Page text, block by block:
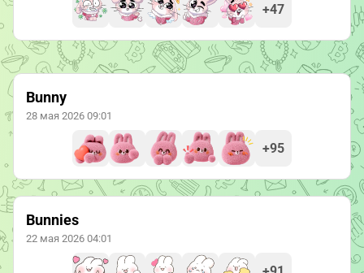
+47
Bunny
28 мая 2026 09:01
+95
Bunnies
22 мая 2026 04:01